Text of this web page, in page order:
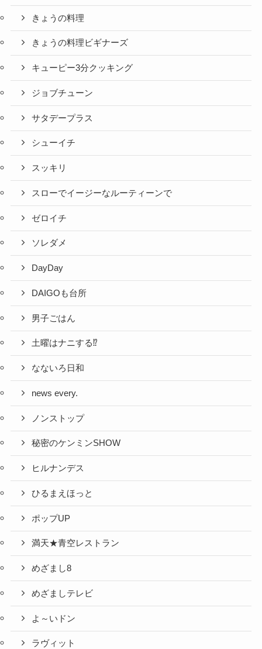
きょうの料理
きょうの料理ビギナーズ
キューピー3分クッキング
ジョブチューン
サタデープラス
シューイチ
スッキリ
スローでイージーなルーティーンで
ゼロイチ
ソレダメ
DayDay
DAIGOも台所
男子ごはん
土曜はナニする⁉
なないろ日和
news every.
ノンストップ
秘密のケンミンSHOW
ヒルナンデス
ひるまえほっと
ポップUP
満天★青空レストラン
めざまし8
めざましテレビ
よ～いドン
ラヴィット